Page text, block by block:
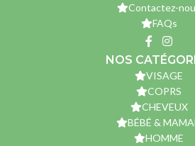
Contactez-
FAQs
NOS
VISAGE
COPRS
CHEVEUX
BÉBÉ &
HOMME